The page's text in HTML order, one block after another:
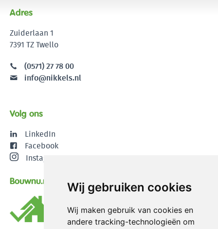
Wij gebruiken cookies
Wij maken gebruik van cookies en
andere tracking-technologieën om
Adres
Zuiderlaan 1
7391 TZ Twello
(0571) 27 78 00
info@nikkels.nl
Volg ons
LinkedIn
Facebook
Instagram
Bouwnu.nl